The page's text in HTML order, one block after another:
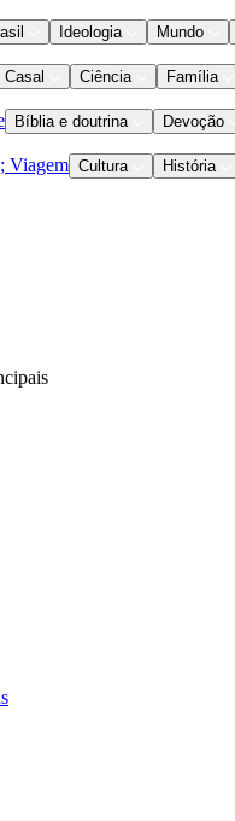
Ideologia Mundo
Casal Ciência Família
Bíblia e doutrina Devoção
Viagem Cultura História